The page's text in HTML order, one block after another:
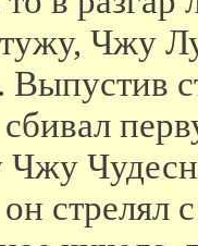
Чжу
Выпустив
стрелял